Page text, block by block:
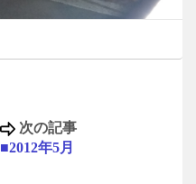
次の記事
■2012年5月